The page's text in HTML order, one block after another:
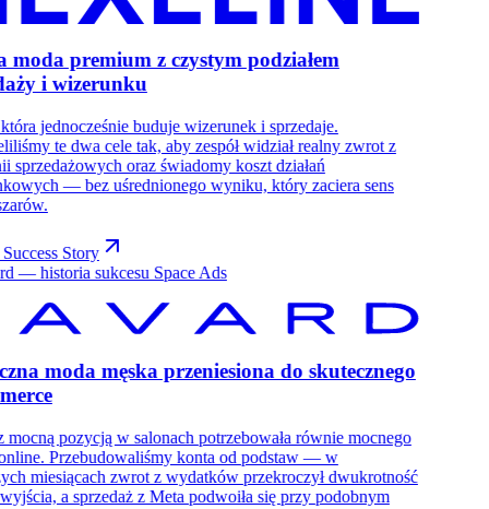
moda premium z czystym podziałem
i wizerunku
jednocześnie buduje wizerunek i sprzedaje.
te dwa cele tak, aby zespół widział realny zwrot z
sprzedażowych oraz świadomy koszt działań
— bez uśrednionego wyniku, który zaciera sens
Story
moda męska przeniesiona do skutecznego
mocną pozycją w salonach potrzebowała równie mocnego
online. Przebudowaliśmy konta od podstaw — w
miesiącach zwrot z wydatków przekroczył dwukrotność
a sprzedaż z Meta podwoiła się przy podobnym